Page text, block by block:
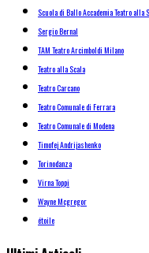
Scuola di Ballo Accademia Teatro alla
Sergio Bernal
TAM Teatro Arcimboldi Milano
Teatro alla Scala
Teatro Carcano
Teatro Comunale di Ferrara
Teatro Comunale di Modena
Timofej Andrijashenko
Torinodanza
Virna Toppi
Wayne Mcgregor
étoile